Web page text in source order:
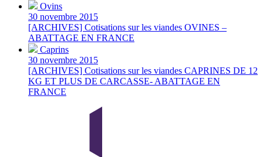
Ovins
30 novembre 2015
[ARCHIVES] Cotisations sur les viandes OVINES –
ABATTAGE EN FRANCE
Caprins
30 novembre 2015
[ARCHIVES] Cotisations sur les viandes CAPRINES DE 12
KG ET PLUS DE CARCASSE- ABATTAGE EN
FRANCE